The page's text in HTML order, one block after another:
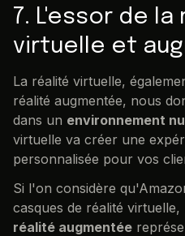
7. L'essor de
virtuelle et
La réalité virtuelle,
réalité augmentée, nous
dans un environnement
virtuelle va créer une
personnalisée pour vos
Si l'on considère
casques de réalité virtuelle,
réalité augmentée